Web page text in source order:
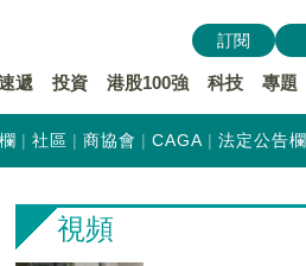
遞 投資 港股100強 科技 專題
訂閱
社區 商協會 CAGA 法定公告欄
視頻